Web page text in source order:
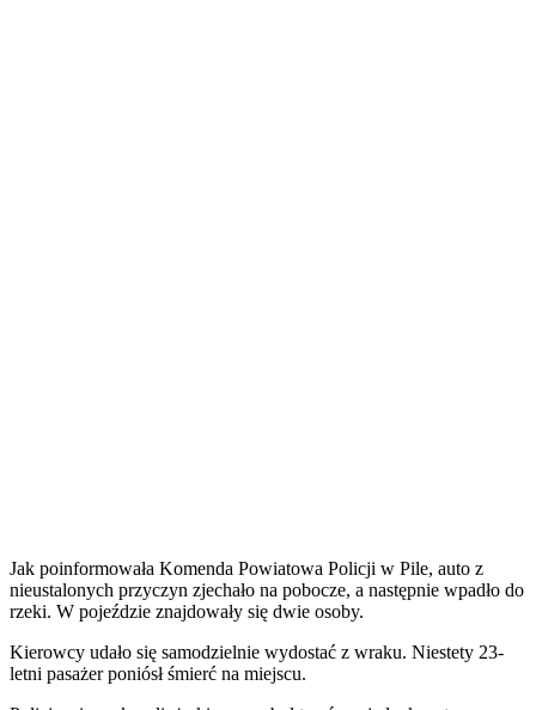
Jak poinformowała Komenda Powiatowa Policji w Pile, auto z
nieustalonych przyczyn zjechało na pobocze, a następnie wpadło do
rzeki. W pojeździe znajdowały się dwie osoby.
Kierowcy udało się samodzielnie wydostać z wraku. Niestety 23-
letni pasażer poniósł śmierć na miejscu.